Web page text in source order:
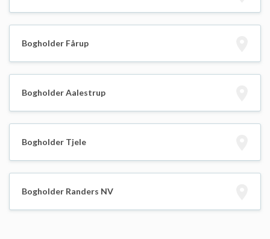
Bogholder Fårup
Bogholder Aalestrup
Bogholder Tjele
Bogholder Randers NV